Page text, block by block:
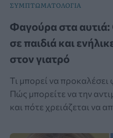
ΣΥΜΠΤΩΜΑΤΟΛΟΓΙΑ
Φαγούρα στα αυτιά:
σε παιδιά και
στον γιατρό
Τι μπορεί να
Πώς μπορείτε να την
και πότε χρειάζεται να